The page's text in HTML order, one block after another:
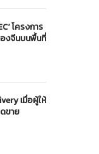
โครงการ
องจีนบนพื้นที่
เมื่อผู้ให้
ขาย